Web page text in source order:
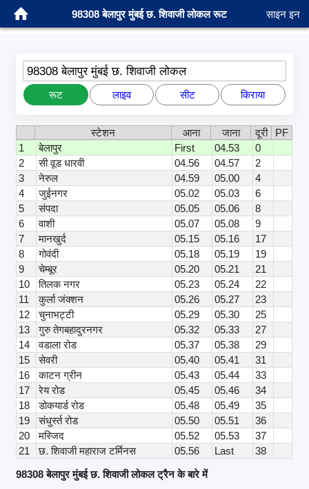
98308 बेलापुर मुंबई छ. शिवाजी लोकल रूट साइन इन
98308 बेलापुर मुंबई छ. शिवाजी लोकल
रूट लाइव सीट किराया
स्टेशन आना जाना दूरी
PF
1
बेलापुर First 04.53
0
2
सी वूड धारवी 04.56 04.57
2
3
नेरुल 04.59 05.00
4
4
जुईनगर 05.02 05.03
6
5
संपदा 05.05 05.06
8
6
वाशी 05.07 05.08
9
7
मानखुर्द 05.15 05.16
17
8
गोवंदी 05.18 05.19
19
9
चेम्बूर 05.20 05.21
21
10
तिलक नगर 05.23 05.24
22
11
कुर्ला जंक्शन 05.26 05.27
23
12
चुनाभट्टी 05.29 05.30
25
13
गुरु तेगबहादुरनगर 05.32 05.33
27
14
वडाला रोड 05.37 05.38
29
15
सेवरी 05.40 05.41
31
16
काटन ग्रीन 05.43 05.44
33
17
रेय रोड 05.45 05.46
34
18
डोकयार्ड रोड 05.48 05.49
35
19
संधुर्स्त रोड 05.50 05.51
36
20
मस्जिद 05.52 05.53
37
21
छ. शिवाजी महाराज टर्मिनस 05.56 Last
38
98308 बेलापुर मुंबई छ. शिवाजी लोकल ट्रैन के बारे में